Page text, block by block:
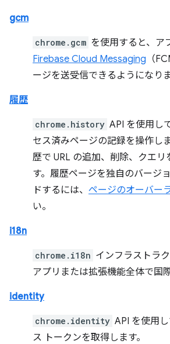
gcm
chrome.gcm を使用すると、ア
Firebase Cloud Messaging （
ージを送受信できるようになりま
履歴
chrome.history API を使用し
セス済みページの記録を操作し
歴で URL の追加、削除、クエリ
す。履歴ページを独自のバージ
ドするには、 ページのオーバー
い。
i18n
chrome.i18n インフラストラ
アプリまたは拡張機能全体で国
identity
chrome.identity API を使用
ス トークンを取得します。